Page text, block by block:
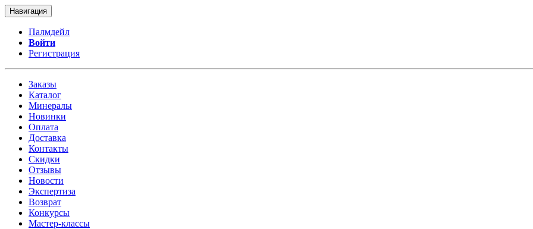
Навигация
Палмдейл
Войти
Регистрация
Заказы
Каталог
Минералы
Новинки
Оплата
Доставка
Контакты
Скидки
Отзывы
Новости
Экспертиза
Возврат
Конкурсы
Мастер-классы